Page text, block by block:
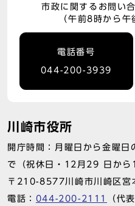
市政に関するお問い
（午前8時から
電話番号
044-200-3939
川崎市役所
開庁時間：月曜日から金曜
で（祝休日・12月29 日から
〒210-8577川崎市川崎区宮
電話： 044-200-2111 （代表